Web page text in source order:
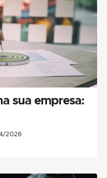
sua empresa:
2026